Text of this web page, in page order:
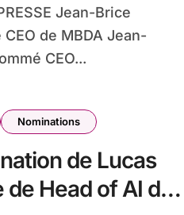
de MBDA Jean-
CEO...
Nominations
de Lucas
de Head of AI du